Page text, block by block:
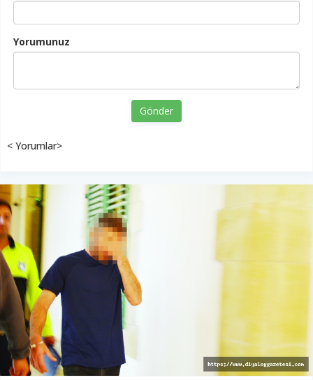
Yorumunuz
Gönder
< Yorumlar>